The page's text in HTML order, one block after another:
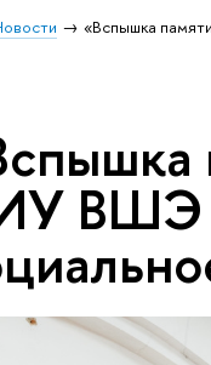
«Вспышка
ВШЭ